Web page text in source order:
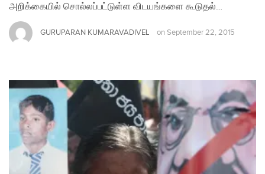
அறிக்கையில் சொல்லப்பட்டுள்ள விடயங்களை கூடுதல்…
GURUPARAN KUMARAVADIVEL on September 22, 2015